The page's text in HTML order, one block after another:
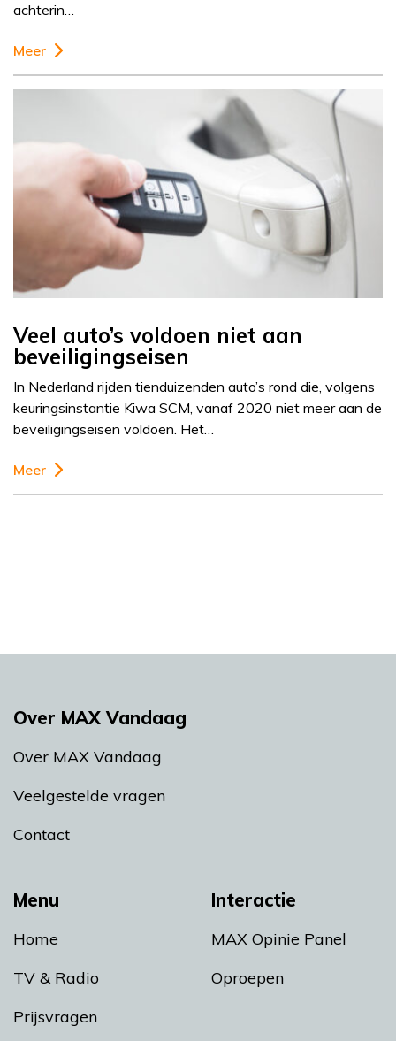
achterin…
Meer
Veel auto’s voldoen niet aan
beveiligingseisen
In Nederland rijden tienduizenden auto’s rond die, volgens
keuringsinstantie Kiwa SCM, vanaf 2020 niet meer aan de
beveiligingseisen voldoen. Het…
Meer
Menu
Home
TV & Radio
Prijsvragen
Interactie
MAX Opinie Panel
Oproepen
Over MAX Vandaag
Over MAX Vandaag
Veelgestelde vragen
Contact